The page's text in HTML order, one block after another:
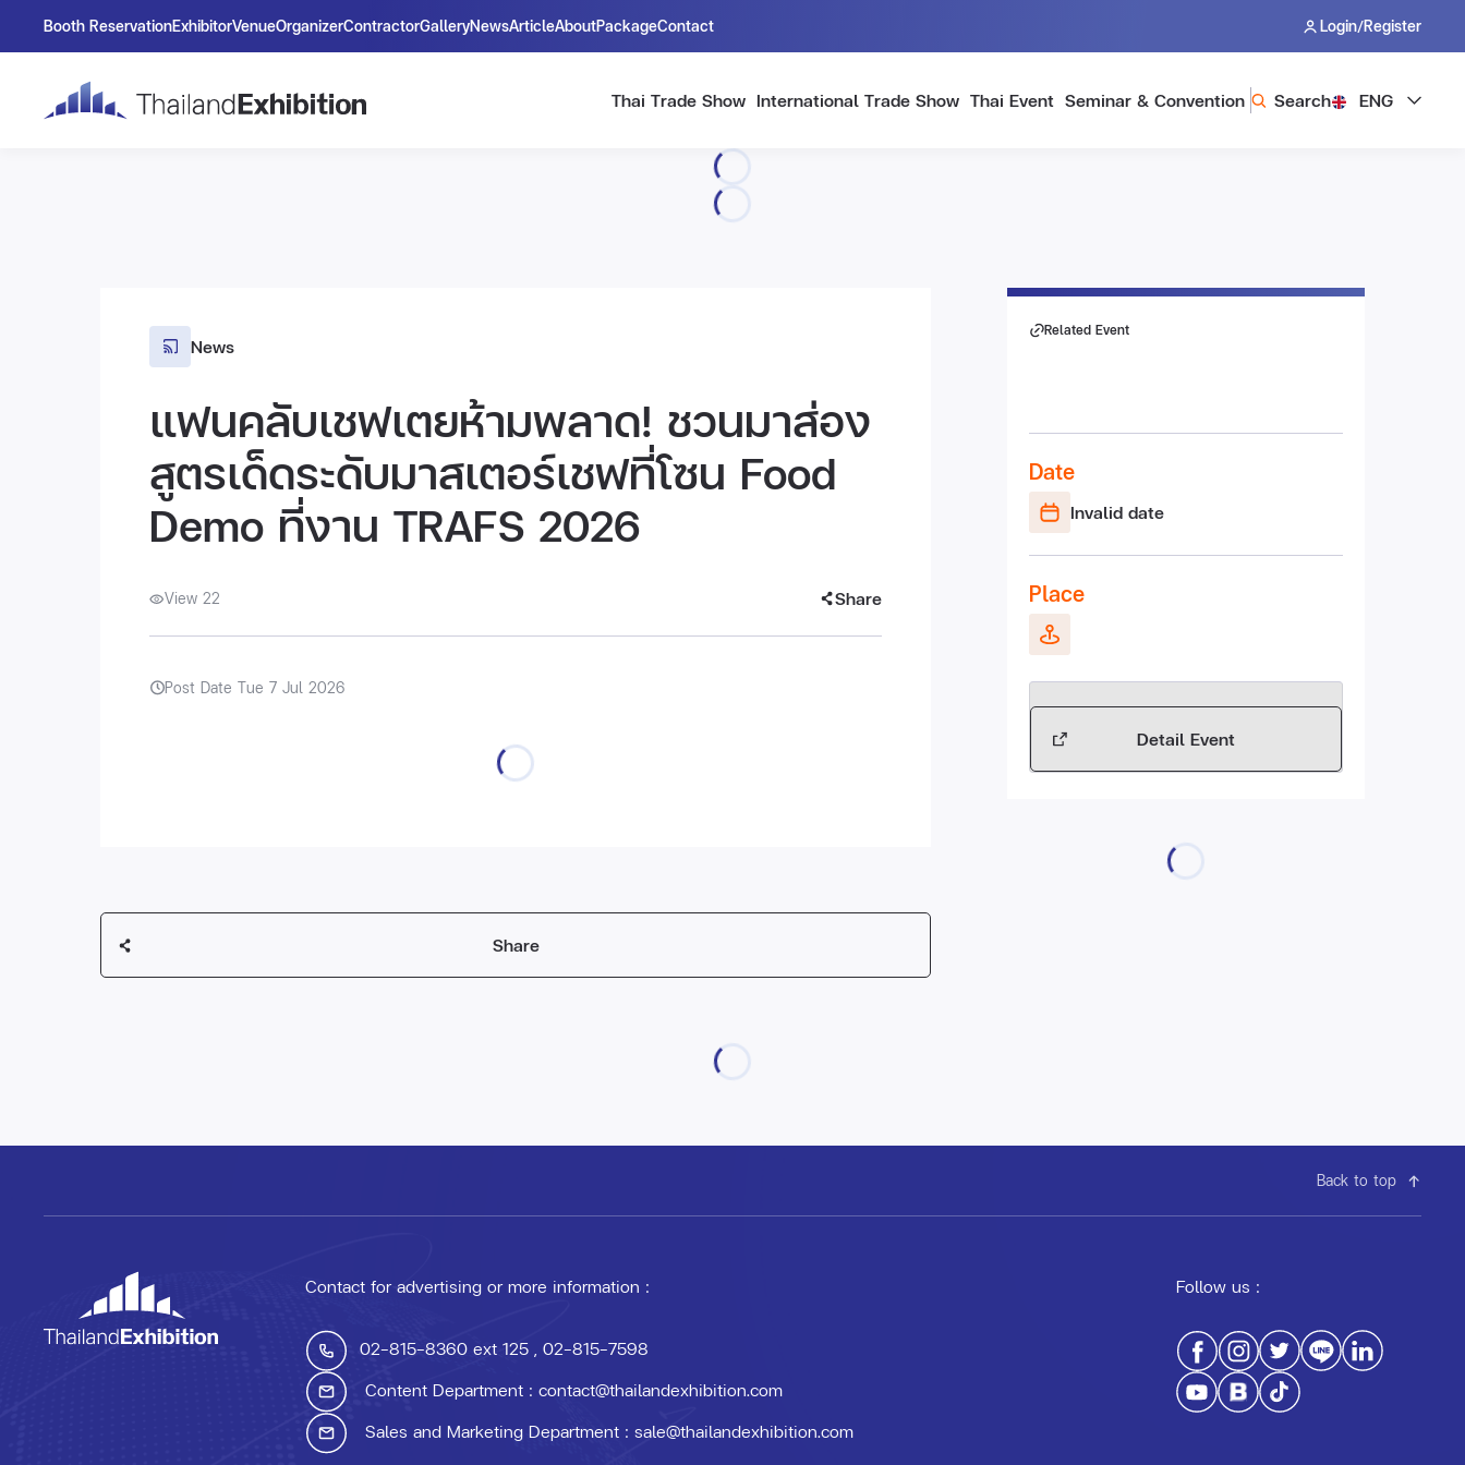
Booth ReservationExhibitorVenueOrganizerContractorGalleryNewsArticleAboutPackageContact Login/Register
Thai Trade Show International Trade Show Thai Event Seminar & Convention Search ENG
News
แฟนคลับเชฟเตยห้ามพลาด! ชวนมาส่อง
สูตรเด็ดระดับมาสเตอร์เชฟที่โซน Food
Demo ที่งาน TRAFS 2026
View 22 Share
Post Date Tue 7 Jul 2026
Share
Related Event
Date
Invalid date
Place
Detail Event
Back to top
Contact for advertising or more information :
02-815-8360 ext 125 , 02-815-7598
Content Department : contact@thailandexhibition.com
Sales and Marketing Department : sale@thailandexhibition.com
Follow us :